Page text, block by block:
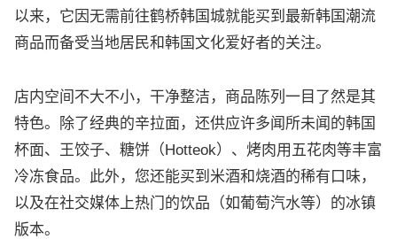
以来，它因无需前往鹤桥韩国城就能买到最新韩国潮流
商品而备受当地居民和韩国文化爱好者的关注。
店内空间不大不小，干净整洁，商品陈列一目了然是其
特色。除了经典的辛拉面，还供应许多闻所未闻的韩国
杯面、王饺子、糖饼（Hotteok）、烤肉用五花肉等丰富
冷冻食品。此外，您还能买到米酒和烧酒的稀有口味，
以及在社交媒体上热门的饮品（如葡萄汽水等）的冰镇
版本。